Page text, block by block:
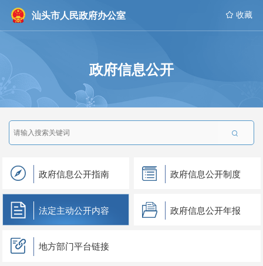
汕头市人民政府办公室  收藏
政府信息公开

政府信息公开指南 政府信息公开制度
法定主动公开内容 政府信息公开年报
地方部门平台链接